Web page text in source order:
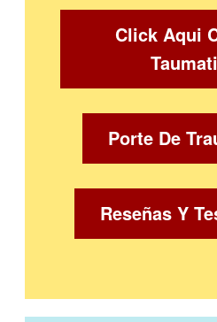
Click Aqui
Porte De
Reseñas Y